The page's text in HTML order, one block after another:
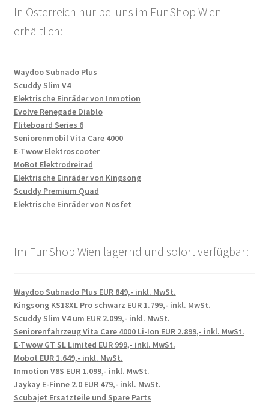
In Österreich nur bei uns im FunShop Wien
erhältlich:
Waydoo Subnado Plus
Scuddy Slim V4
Elektrische Einräder von Inmotion
Evolve Renegade Diablo
Fliteboard Series 6
Seniorenmobil Vita Care 4000
E-Twow Elektroscooter
MoBot Elektrodreirad
Elektrische Einräder von Kingsong
Scuddy Premium Quad
Elektrische Einräder von Nosfet
Im FunShop Wien lagernd und sofort verfügbar:
Waydoo Subnado Plus EUR 849,- inkl. MwSt.
Kingsong KS18XL Pro schwarz EUR 1.799,- inkl. MwSt.
Scuddy Slim V4 um EUR 2.099,- inkl. MwSt.
Seniorenfahrzeug Vita Care 4000 Li-Ion EUR 2.899,- inkl. MwSt.
E-Twow GT SL Limited EUR 999,- inkl. MwSt.
Mobot EUR 1.649,- inkl. MwSt.
Inmotion V8S EUR 1.099,- inkl. MwSt.
Jaykay E-Finne 2.0 EUR 479,- inkl. MwSt.
Scubajet Ersatzteile und Spare Parts